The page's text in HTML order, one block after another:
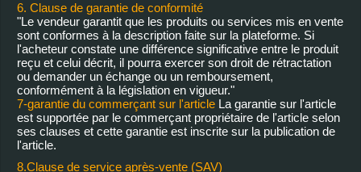
6. Clause de garantie de conformité
"Le vendeur garantit que les produits ou services mis en vente
sont conformes à la description faite sur la plateforme. Si
l'acheteur constate une différence significative entre le produit
reçu et celui décrit, il pourra exercer son droit de rétractation
ou demander un échange ou un remboursement,
conformément à la législation en vigueur."
7-garantie du commerçant sur l'article La garantie sur l'article
est supportée par le commerçant propriétaire de l'article selon
ses clauses et cette garantie est inscrite sur la publication de
l'article.
8.Clause de service après-vente (SAV)